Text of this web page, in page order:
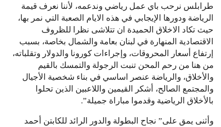
طرابلس نرحب باي عمل رياضي وندعمه، لأننا نعرف قيمة
الرياضة ودورها الإيجابي في هذه الايام الصعبة التي نمر بها،
حيث تكاد الاخلاق الحميدة ان تتلاشى نظرا للظروف
الاقتصادية المنهارة في لبنان بعامة والشمال بخاصة، بسبب
إرتفاع أسعار المحروقات، وإجراءات كورونا والدولار وتقلباته،
من هنا من رحم المحن تنبت الرجولة والتمسك بالقيم
والأخلاق، والرياضة عنصر اساسي في بناء شخصية الأجيال
والمجتمع الصالح، أشكر القيمين واللاعبين الذين تحلوا
بالأخلاق الرياضية وقدموا مباراة جميلة”.
وأثنى يمق على” نجاح البطولة والدور الرائد للكابتن أحمد